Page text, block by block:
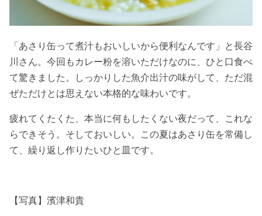
「あさり缶って煮汁もおいしいから便利なんです」と長谷
川さん。今回もカレー粉を溶いただけなのに、ひと口食べ
て驚きました。しっかりした魚介出汁の味がして、ただ混
ぜただけとは思えない本格的な味わいです。
疲れてくたくた、本当に何もしたくない夜だって、これな
らできそう。そしておいしい。この夏はあさり缶を常備し
て、繰り返し作りたいひと皿です。
【写真】濱津和貴